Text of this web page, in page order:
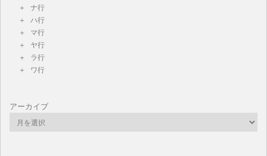
ナ行
ハ行
マ行
ヤ行
ラ行
ワ行
アーカイブ